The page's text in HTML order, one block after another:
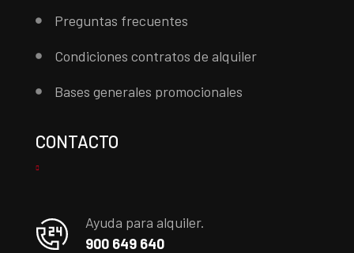
Preguntas frecuentes
Condiciones contratos de alquiler
Bases generales promocionales
CONTACTO
Ayuda para alquiler.
900 649 640